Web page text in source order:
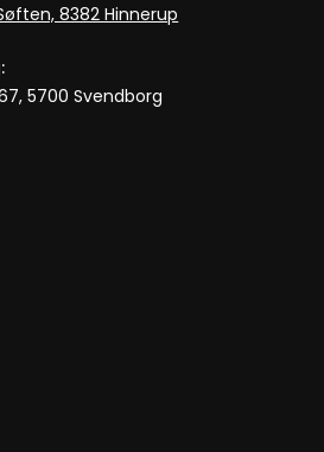
8382 Hinnerup
5700 Svendborg